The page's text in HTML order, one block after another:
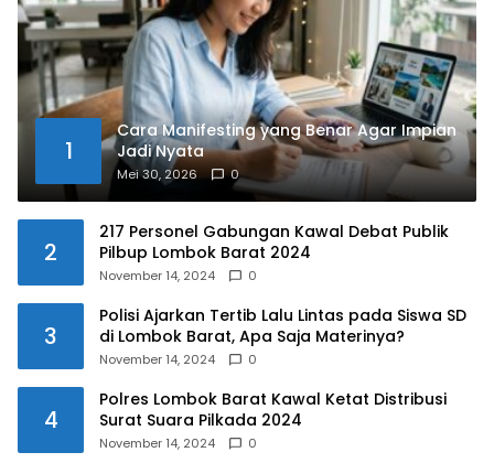
1
Cara Manifesting yang Benar Agar Impian
Jadi Nyata
Mei 30, 2026 0
2
217 Personel Gabungan Kawal Debat Publik
Pilbup Lombok Barat 2024
November 14, 2024 0
3
Polisi Ajarkan Tertib Lalu Lintas pada Siswa SD
di Lombok Barat, Apa Saja Materinya?
November 14, 2024 0
4
Polres Lombok Barat Kawal Ketat Distribusi
Surat Suara Pilkada 2024
November 14, 2024 0